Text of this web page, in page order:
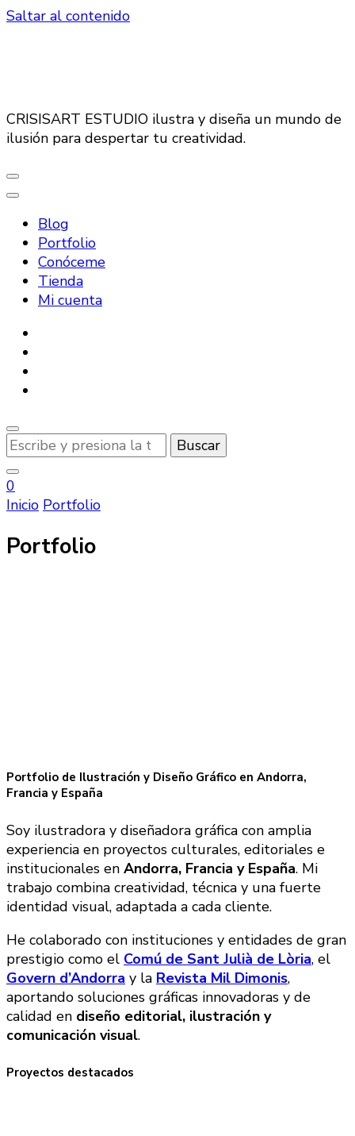
Saltar al contenido
CRISISART ESTUDIO ilustra y diseña un mundo de
ilusión para despertar tu creatividad.
Blog
Portfolio
Conóceme
Tienda
Mi cuenta
¿Buscas
algo?
0
Inicio Portfolio
Portfolio
Portfolio de Ilustración y Diseño Gráfico en Andorra,
Francia y España
Soy ilustradora y diseñadora gráfica con amplia
experiencia en proyectos culturales, editoriales e
institucionales en Andorra, Francia y España. Mi
trabajo combina creatividad, técnica y una fuerte
identidad visual, adaptada a cada cliente.
He colaborado con instituciones y entidades de gran
prestigio como el Comú de Sant Julià de Lòria, el
Govern d’Andorra y la Revista Mil Dimonis,
aportando soluciones gráficas innovadoras y de
calidad en diseño editorial, ilustración y
comunicación visual.
Proyectos destacados